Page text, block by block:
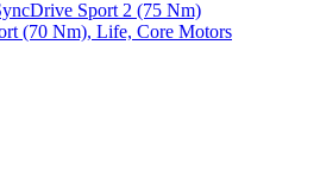
Sport 2 (75 Nm)
(70 Nm), Life, Core Motors